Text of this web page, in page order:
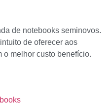
de notebooks seminovos.
de oferecer aos
o melhor custo benefício.